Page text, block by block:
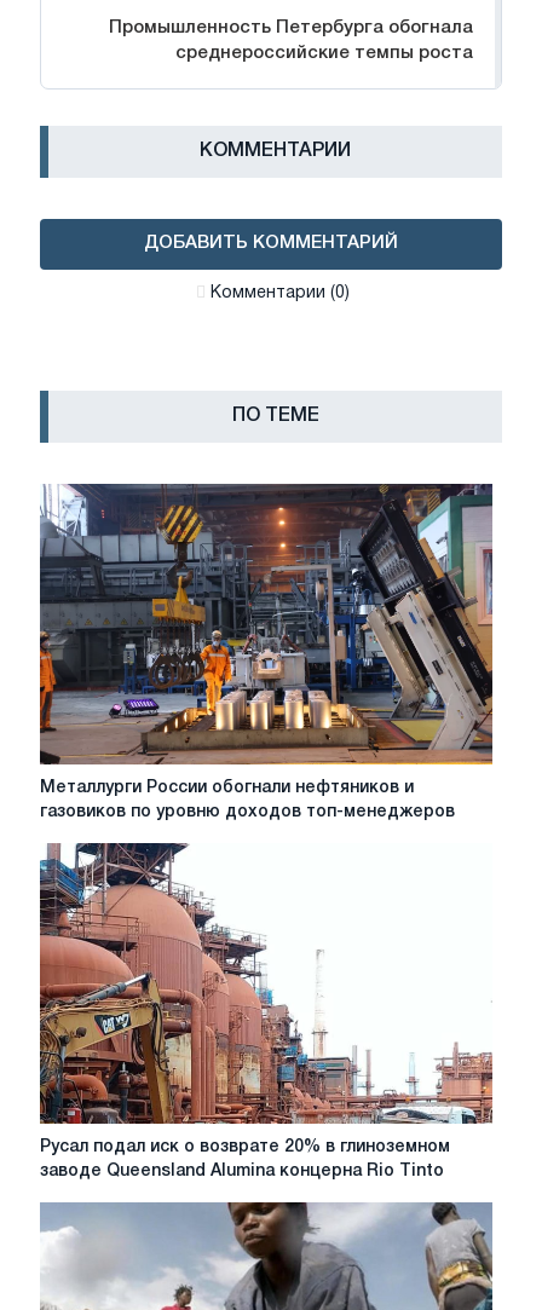
Промышленность Петербурга обогнала
среднероссийские темпы роста
КОММЕНТАРИИ
ДОБАВИТЬ КОММЕНТАРИЙ
Комментарии (0)
ПО ТЕМЕ
Металлурги
нефтяников
и
газовиков
по
уровню
доходов
топ-
менеджеров
Металлурги России обогнали нефтяников и
газовиков по уровню доходов топ-менеджеров
Русал
возврате
Русал подал иск о возврате 20% в глиноземном
заводе Queensland Alumina концерна Rio Tinto